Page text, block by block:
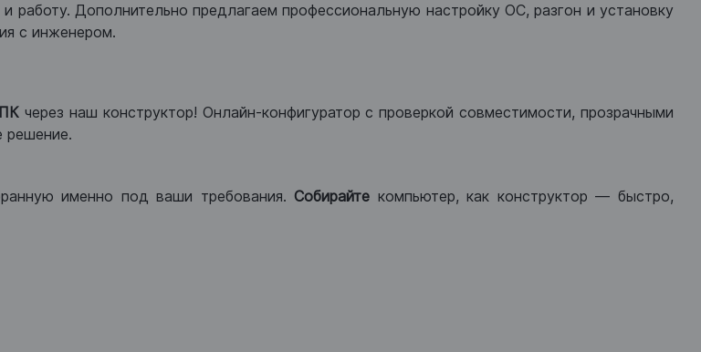
Дополнительно предлагаем профессиональную настройку ОС, разгон и установку
с инженером.
ПК через наш конструктор! Онлайн-конфигуратор с проверкой совместимости, прозрачными
решение.
именно под ваши требования.Собирайте компьютер, как конструктор — быстро,